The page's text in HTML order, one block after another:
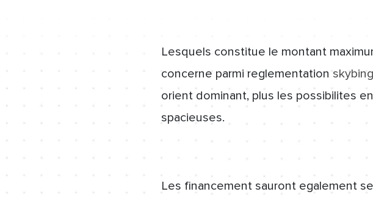
Lesquels constitue le montant
concerne parmi reglementation
orient dominant, plus les possibilites
spacieuses.
Les financement sauront egalement